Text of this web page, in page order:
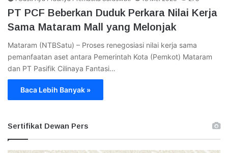
PT PCF Beberkan Duduk Perkara Nilai Kerja
Sama Mataram Mall yang Melonjak
Mataram (NTBSatu) – Proses renegosiasi nilai kerja sama
pemanfaatan aset antara Pemerintah Kota (Pemkot) Mataram
dan PT Pasifik Cilinaya Fantasi…
Baca Lebih Banyak »
Sertifikat Dewan Pers